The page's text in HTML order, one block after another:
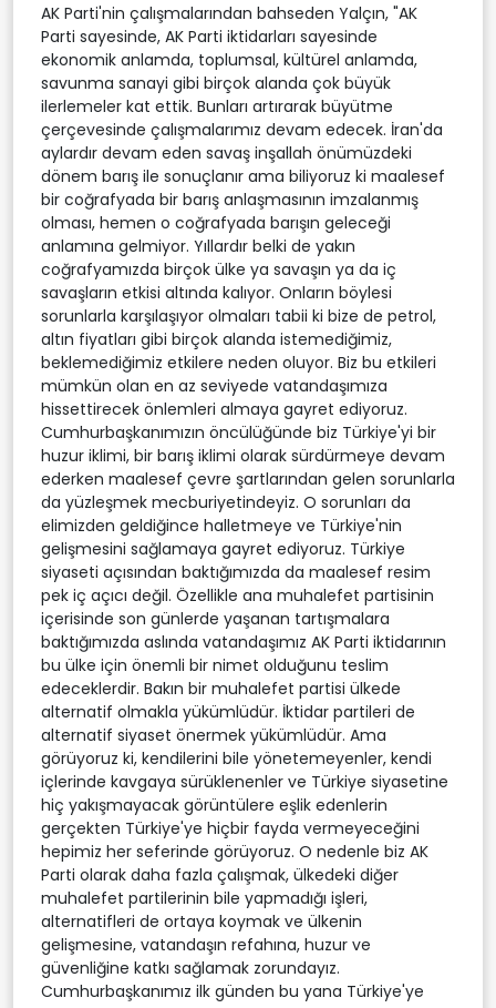
AK Parti'nin çalışmalarından bahseden Yalçın, "AK
Parti sayesinde, AK Parti iktidarları sayesinde
ekonomik anlamda, toplumsal, kültürel anlamda,
savunma sanayi gibi birçok alanda çok büyük
ilerlemeler kat ettik. Bunları artırarak büyütme
çerçevesinde çalışmalarımız devam edecek. İran'da
aylardır devam eden savaş inşallah önümüzdeki
dönem barış ile sonuçlanır ama biliyoruz ki maalesef
bir coğrafyada bir barış anlaşmasının imzalanmış
olması, hemen o coğrafyada barışın geleceği
anlamına gelmiyor. Yıllardır belki de yakın
coğrafyamızda birçok ülke ya savaşın ya da iç
savaşların etkisi altında kalıyor. Onların böylesi
sorunlarla karşılaşıyor olmaları tabii ki bize de petrol,
altın fiyatları gibi birçok alanda istemediğimiz,
beklemediğimiz etkilere neden oluyor. Biz bu etkileri
mümkün olan en az seviyede vatandaşımıza
hissettirecek önlemleri almaya gayret ediyoruz.
Cumhurbaşkanımızın öncülüğünde biz Türkiye'yi bir
huzur iklimi, bir barış iklimi olarak sürdürmeye devam
ederken maalesef çevre şartlarından gelen sorunlarla
da yüzleşmek mecburiyetindeyiz. O sorunları da
elimizden geldiğince halletmeye ve Türkiye'nin
gelişmesini sağlamaya gayret ediyoruz. Türkiye
siyaseti açısından baktığımızda da maalesef resim
pek iç açıcı değil. Özellikle ana muhalefet partisinin
içerisinde son günlerde yaşanan tartışmalara
baktığımızda aslında vatandaşımız AK Parti iktidarının
bu ülke için önemli bir nimet olduğunu teslim
edeceklerdir. Bakın bir muhalefet partisi ülkede
alternatif olmakla yükümlüdür. İktidar partileri de
alternatif siyaset önermek yükümlüdür. Ama
görüyoruz ki, kendilerini bile yönetemeyenler, kendi
içlerinde kavgaya sürüklenenler ve Türkiye siyasetine
hiç yakışmayacak görüntülere eşlik edenlerin
gerçekten Türkiye'ye hiçbir fayda vermeyeceğini
hepimiz her seferinde görüyoruz. O nedenle biz AK
Parti olarak daha fazla çalışmak, ülkedeki diğer
muhalefet partilerinin bile yapmadığı işleri,
alternatifleri de ortaya koymak ve ülkenin
gelişmesine, vatandaşın refahına, huzur ve
güvenliğine katkı sağlamak zorundayız.
Cumhurbaşkanımız ilk günden bu yana Türkiye'ye